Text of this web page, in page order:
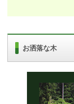
お洒落な木